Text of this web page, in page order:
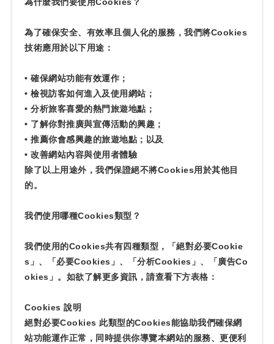
為什麼我們要使用Cookies？
為了確保安全、有效率且個人化的服務，我們將Cookies
技術應用於以下用途：
• 確保網站功能有效運作；
• 檢視訪客如何進入及使用網站；
• 分析旅客喜愛的熱門旅遊地點；
• 了解你對推廣與宣傳活動的興趣；
• 推薦你會感興趣的旅遊地點；以及
• 改善網站內容與使用者體驗
除了以上用途外，我們保證絕不將Cookies用於其他目
的。
我們使用哪種Cookies類型？
我們使用的Cookies共有四種類型，「絕對必要Cookie
s」、「必要Cookies」、「分析Cookies」、「廣告Co
okies」。如欲了解更多資訊，請查看下方表格：
Cookies 說明
絕對必要Cookies 此類型的Cookies能協助我們確保網
站功能運作正常，同時提供你導覽本網站的服務、更便利